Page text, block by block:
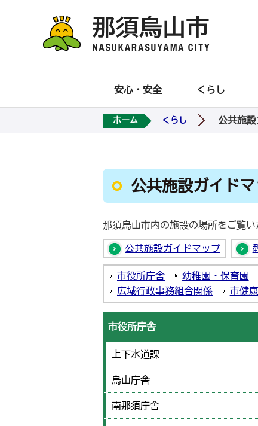
安心・安全 くらし
ホーム くらし 公共施
公共施設ガイド
那須烏山市内の施設の場所をご覧い
公共施設ガイドマップ
市役所庁舎 幼稚園・保育園
広域行政事務組合関係
市健
市役所庁舎
上下水道課
烏山庁舎
南那須庁舎